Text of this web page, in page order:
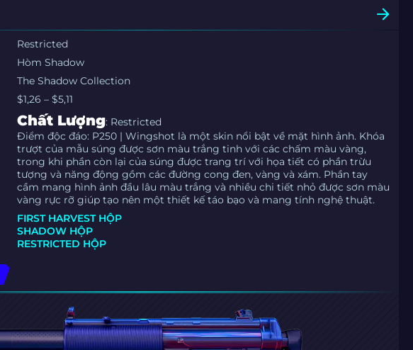
Restricted
Hòm Shadow
The Shadow Collection
$1,26 – $5,11
Chất Lượng: Restricted
Điểm độc đáo: P250 | Wingshot là một skin nổi bật về mặt hình ảnh. Khóa
trượt của mẫu súng được sơn màu trắng tinh với các chấm màu vàng,
trong khi phần còn lại của súng được trang trí với họa tiết có phần trừu
tượng và năng động gồm các đường cong đen, vàng và xám. Phần tay
cầm mang hình ảnh đầu lâu màu trắng và nhiều chi tiết nhỏ được sơn màu
vàng rực rỡ giúp tạo nên một thiết kế táo bạo và mang tính nghệ thuật.
FIRST HARVEST HỘP
SHADOW HỘP
RESTRICTED HỘP